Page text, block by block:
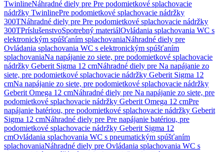
TwinlineNáhradné diely pre Pre podomietkové splachovacie
nádržky TwinlinePre podomietkové splachovacie nádržky
300TNáhradné diely pre Pre podomietkové splachovacie nádržky
300TPríslušenstvoSpotrebný materiálOvládania splachovania WC s
elektronickým spúšťaním splachovaniaNáhradné diely pre
Ovládania splachovania WC s elektronickým spúšťaním
splachovaniaNa napájanie zo siete, pre podomietkové splachovacie
nádržky Geberit Sigma 12 cmNáhradné diely pre Na napájanie zo
siete, pre podomietkové splachovacie nádržky Geberit Sigma 12
cmNa napájanie zo siete, pre podomietkové splachovacie nádržky
Geberit Omega 12 cmNáhradné diely pre Na napájanie zo siete, pre
podomietkové splachovacie nádržky Geberit Omega 12 cmPre
napájanie batériou, pre podomietkové splachovacie nádržky Geberit
Sigma 12 cmNáhradné diely pre Pre napájanie batériou, pre
podomietkové splachovacie nádržky Geberit Sigma 12
cmOvládania splachovania WC s pneumatickým spúšťaním
splachovaniaNáhradné diely pre Ovládania splachovania WC s